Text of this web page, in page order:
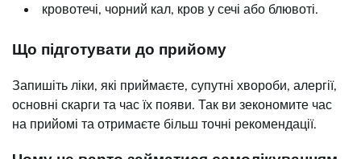
кровотечі, чорний кал, кров у сечі або блювоті.
Що підготувати до прийому
Запишіть ліки, які приймаєте, супутні хвороби, алергії,
основні скарги та час їх появи. Так ви зекономите час
на прийомі та отримаєте більш точні рекомендації.